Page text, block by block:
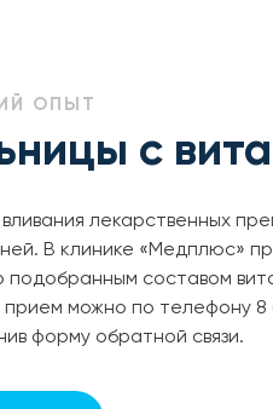
ОПЫТ
с
лекарственных
В клинике «Медплюс»
подобранным составом
прием можно по телефону 8
форму обратной связи.